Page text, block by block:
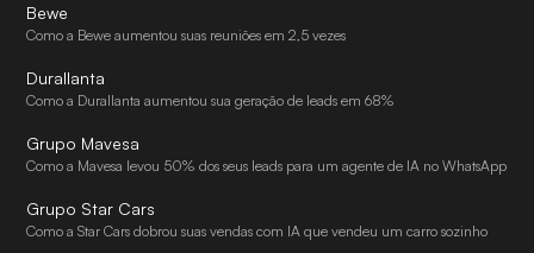
Bewe
Como a Bewe aumentou suas reuniões em 2,5 vezes
Durallanta
Como a Durallanta aumentou sua geração de leads em 68%
Grupo Mavesa
Como a Mavesa levou 50% dos seus leads para um agente de IA no WhatsApp
Grupo Star Cars
Como a Star Cars dobrou suas vendas com IA que vendeu um carro sozinho